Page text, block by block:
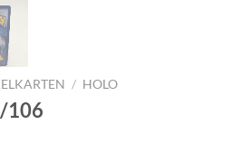
/ HOLO
106